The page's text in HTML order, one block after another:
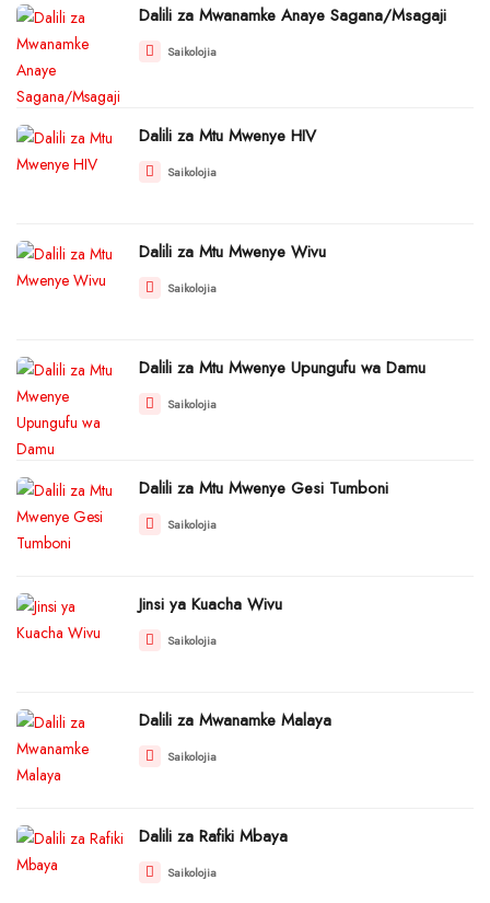
Dalili za Mwanamke Anaye Sagana/Msagaji
Saikolojia
Dalili za Mtu Mwenye HIV
Saikolojia
Dalili za Mtu Mwenye Wivu
Saikolojia
Dalili za Mtu Mwenye Upungufu wa Damu
Saikolojia
Dalili za Mtu Mwenye Gesi Tumboni
Saikolojia
Jinsi ya Kuacha Wivu
Saikolojia
Dalili za Mwanamke Malaya
Saikolojia
Dalili za Rafiki Mbaya
Saikolojia